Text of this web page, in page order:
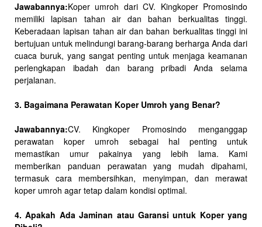
Jawabannya:Koper umroh dari CV. Kingkoper Promosindo
memiliki lapisan tahan air dan bahan berkualitas tinggi.
Keberadaan lapisan tahan air dan bahan berkualitas tinggi ini
bertujuan untuk melindungi barang-barang berharga Anda dari
cuaca buruk, yang sangat penting untuk menjaga keamanan
perlengkapan ibadah dan barang pribadi Anda selama
perjalanan.
3. Bagaimana Perawatan Koper Umroh yang Benar?
Jawabannya:CV. Kingkoper Promosindo menganggap
perawatan koper umroh sebagai hal penting untuk
memastikan umur pakainya yang lebih lama. Kami
memberikan panduan perawatan yang mudah dipahami,
termasuk cara membersihkan, menyimpan, dan merawat
koper umroh agar tetap dalam kondisi optimal.
4. Apakah Ada Jaminan atau Garansi untuk Koper yang